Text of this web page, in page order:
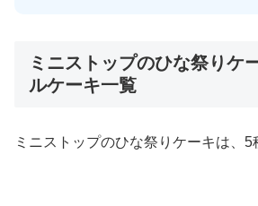
ミニストップのひな祭り
ルケーキ一覧
ミニストップのひな祭りケーキは、5